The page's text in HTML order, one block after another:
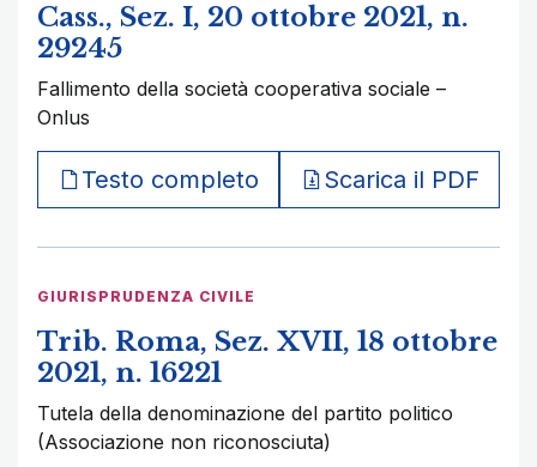
Cass., Sez. I, 20 ottobre 2021, n.
29245
Fallimento della società cooperativa sociale –
Onlus
Testo completo Scarica il PDF
GIURISPRUDENZA CIVILE
Trib. Roma, Sez. XVII, 18 ottobre
2021, n. 16221
Tutela della denominazione del partito politico
(Associazione non riconosciuta)